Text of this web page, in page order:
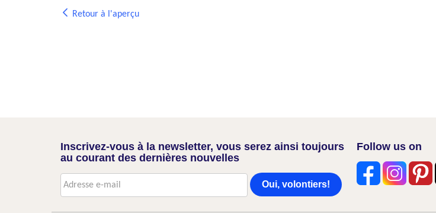
Retour à l'aperçu
Inscrivez-vous à la newsletter, vous serez ainsi toujours
au courant des dernières nouvelles
Oui, volontiers!
Follow us on